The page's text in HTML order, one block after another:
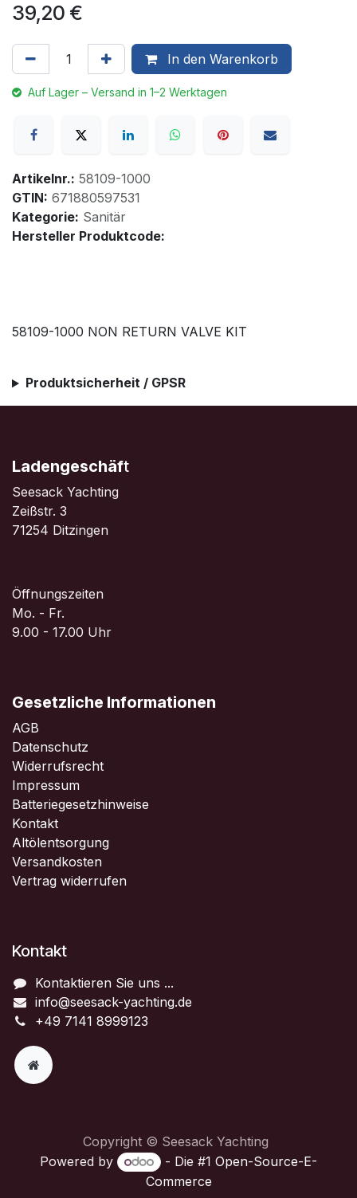
39,20 €
In den Warenkorb
Auf Lager – Versand in 1–2 Werktagen
Artikelnr.: 58109-1000
GTIN: 671880597531
Kategorie: Sanitär
Hersteller Produktcode:
58109-1000 NON RETURN VALVE KIT
Produktsicherheit / GPSR
Ladengeschäft
Seesack Yachting
Zeißstr. 3
71254 Ditzingen
Öffnungszeiten
Mo. - Fr.
9.00 - 17.00 Uhr
Gesetzliche Informationen
AGB
Datenschutz
Widerrufsrecht
Impressum
Batteriegesetzhinweise
Kontakt
Altölentsorgung
Versandkosten
Vertrag widerrufen
Kontakt
Kontaktieren Sie uns ...
info@seesack-yachting.de
+49 7141 8999123
Copyright © Seesack Yachting
Powered by
- Die #1 Open-Source-E-
Commerce